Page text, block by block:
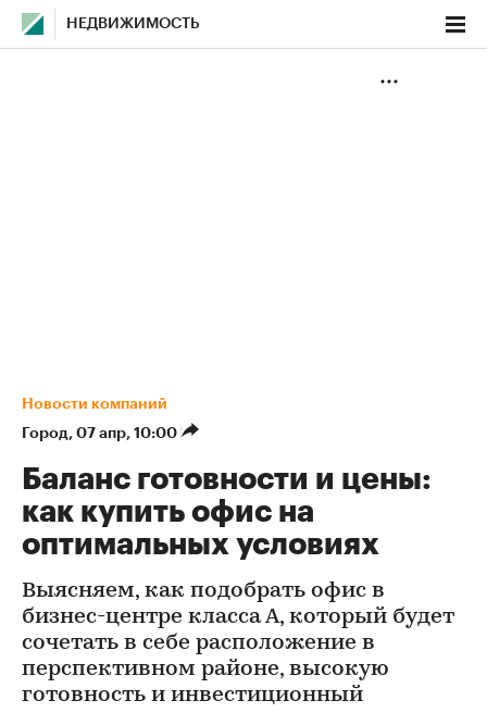
НЕДВИЖИМОСТЬ
Новости компаний
Город⁠, 07 апр, 10:00
Баланс готовности и цены:
как купить офис на
оптимальных условиях
Выясняем, как подобрать офис в
бизнес-центре класса А, который будет
сочетать в себе расположение в
перспективном районе, высокую
готовность и инвестиционный